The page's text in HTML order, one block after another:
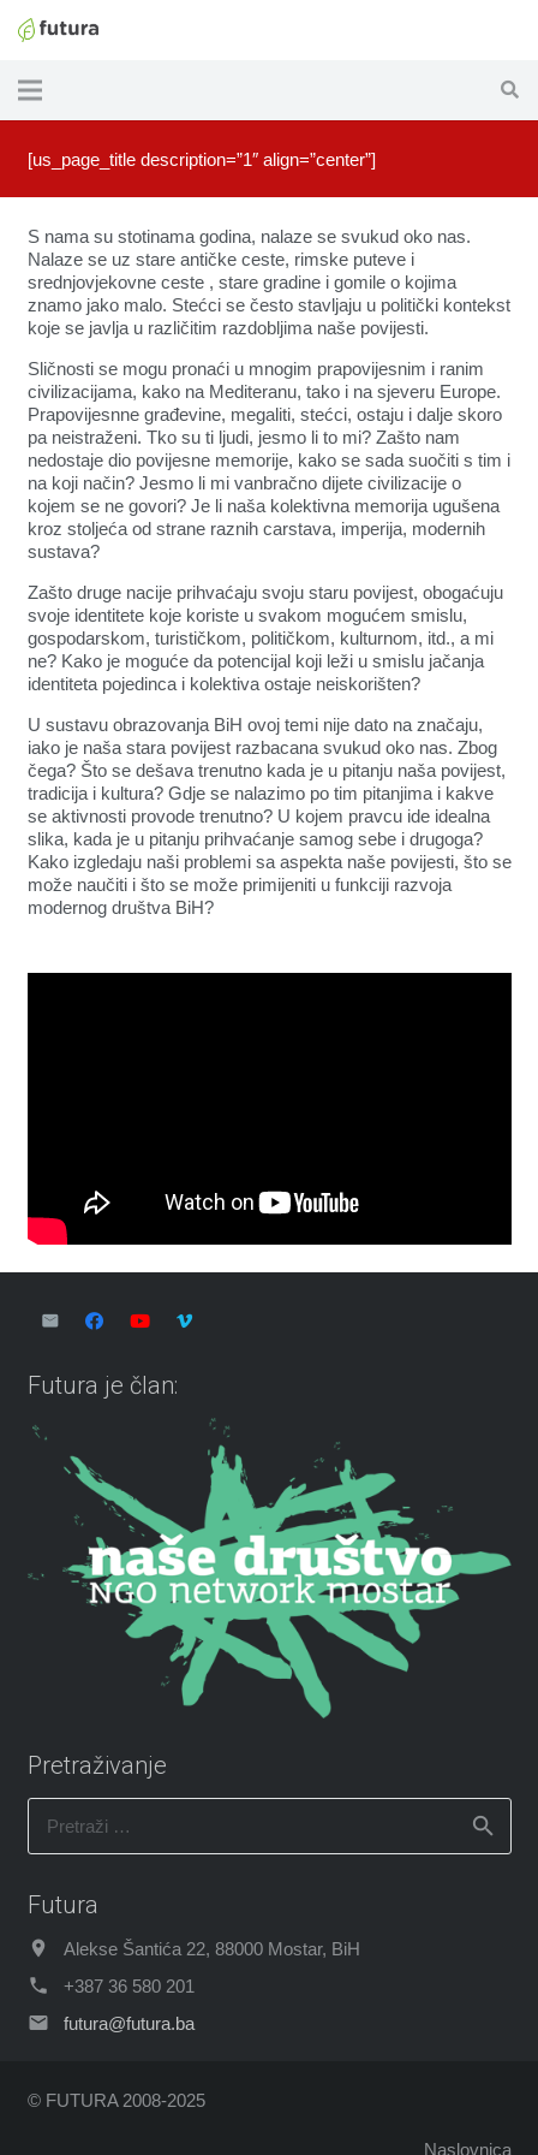
[us_page_title description=”1″ align=”center”]
S nama su stotinama godina, nalaze se svukud oko nas.
Nalaze se uz stare antičke ceste, rimske puteve i
srednjovjekovne ceste , stare gradine i gomile o kojima
znamo jako malo. Stećci se često stavljaju u politički kontekst
koje se javlja u različitim razdobljima naše povijesti.
Sličnosti se mogu pronaći u mnogim prapovijesnim i ranim
civilizacijama, kako na Mediteranu, tako i na sjeveru Europe.
Prapovijesnne građevine, megaliti, stećci, ostaju i dalje skoro
pa neistraženi. Tko su ti ljudi, jesmo li to mi? Zašto nam
nedostaje dio povijesne memorije, kako se sada suočiti s tim i
na koji način? Jesmo li mi vanbračno dijete civilizacije o
kojem se ne govori? Je li naša kolektivna memorija ugušena
kroz stoljeća od strane raznih carstava, imperija, modernih
sustava?
Zašto druge nacije prihvaćaju svoju staru povijest, obogaćuju
svoje identitete koje koriste u svakom mogućem smislu,
gospodarskom, turističkom, političkom, kulturnom, itd., a mi
ne? Kako je moguće da potencijal koji leži u smislu jačanja
identiteta pojedinca i kolektiva ostaje neiskorišten?
U sustavu obrazovanja BiH ovoj temi nije dato na značaju,
iako je naša stara povijest razbacana svukud oko nas. Zbog
čega? Što se dešava trenutno kada je u pitanju naša povijest,
tradicija i kultura? Gdje se nalazimo po tim pitanjima i kakve
se aktivnosti provode trenutno? U kojem pravcu ide idealna
slika, kada je u pitanju prihvaćanje samog sebe i drugoga?
Kako izgledaju naši problemi sa aspekta naše povijesti, što se
može naučiti i što se može primijeniti u funkciji razvoja
modernog društva BiH?
Futura je član:
Pretraživanje
Pretraži:
Futura
Alekse Šantića 22, 88000 Mostar, BiH
+387 36 580 201
futura@futura.ba
© FUTURA 2008-2025
Naslovnica